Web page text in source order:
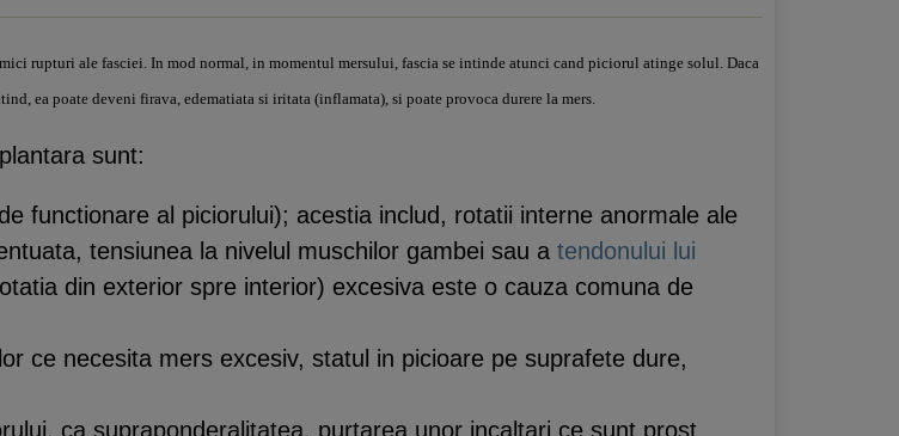
rupturi ale fasciei. In mod normal, in momentul mersului, fascia se intinde atunci cand piciorul atinge solul. Daca
ea poate deveni firava, edematiata si iritata (inflamata), si poate provoca durere la mers.
sunt:
functionare al piciorului); acestia includ, rotatii interne anormale ale
tensiunea la nivelul muschilor gambei sau a tendonului lui
din exterior spre interior) excesiva este o cauza comuna de
ce necesita mers excesiv, statul in picioare pe suprafete dure,
ca supraponderalitatea, purtarea unor incaltari ce sunt prost